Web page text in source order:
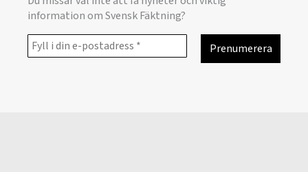
information om Svensk Fäktning?